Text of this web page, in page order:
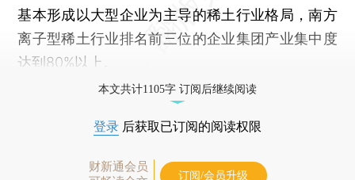
基本形成以大型企业为主导的稀土行业格局，南方
离子型稀土行业排名前三位的企业集团产业集中度
达到80%以上。
本文共计1105字 订阅后继续阅读
登录 后获取已订阅的阅读权限
财新通会员
订阅/会员升级